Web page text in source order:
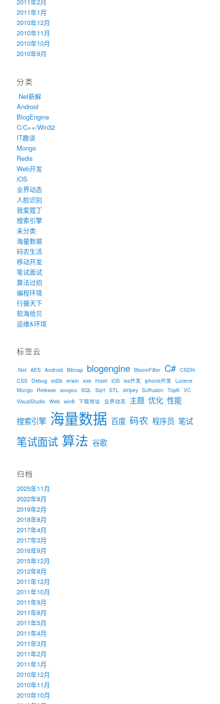
2011年2月
2011年1月
2010年12月
2010年11月
2010年10月
2010年9月
分类
.Net新解
Android
BlogEngine
C/C++/Win32
IT趣谈
Mongo
Redis
Web开发
iOS
业界动态
人脸识别
我爱蔻丁
搜索引擎
未分类
海量数据
码农生活
移动开发
笔试面试
算法过招
编程环境
行摄天下
软海拾贝
运维&环境
标签云
.Net AES Android Bitmap blogengine BloomFilter C# CSDN
CSS Debug ed2k erwin exe Hash iOS ios开发 iphone开发
Lucene
Mongo Release sougou SQL Sqrt STL stripey Suffusion TopK VC
VisualStudio Web win8 下载地址 业界动态 主题 优化 性能
搜索引擎 海量数据 百度 码农 程序员 笔试
笔试面试 算法 谷歌
归档
2025年11月
2022年8月
2019年2月
2018年8月
2017年4月
2017年3月
2016年9月
2015年12月
2012年8月
2011年12月
2011年10月
2011年9月
2011年8月
2011年5月
2011年4月
2011年3月
2011年2月
2011年1月
2010年12月
2010年11月
2010年10月